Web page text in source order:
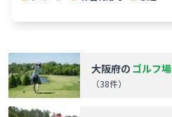
大阪府の ゴルフ場
（38件）